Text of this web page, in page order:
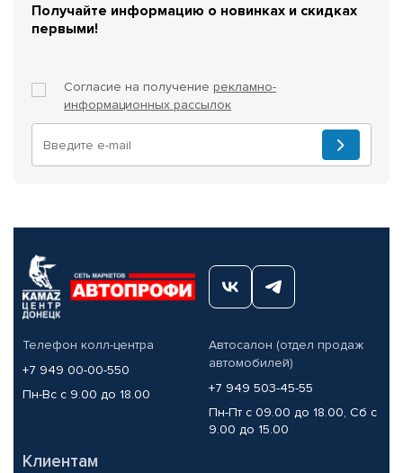
Получайте информацию о новинках и скидках
первыми!
Согласие на получение рекламно-
информационных рассылок
Телефон колл-центра
+7 949 00-00-550
Пн-Вс с 9.00 до 18.00
Автосалон (отдел продаж
автомобилей)
+7 949 503-45-55
Пн-Пт с 09.00 до 18.00, Сб с
9.00 до 15.00
Клиентам